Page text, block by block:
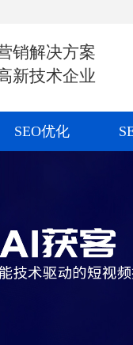
销解决方案
新技术企业
SEO优化